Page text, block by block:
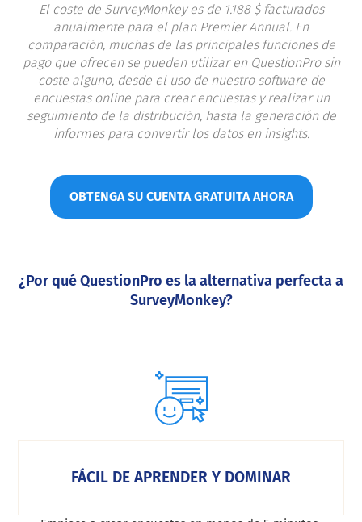
El coste de SurveyMonkey es de 1.188 $ facturados
anualmente para el plan Premier Annual. En
comparación, muchas de las principales funciones de
pago que ofrecen se pueden utilizar en QuestionPro sin
coste alguno, desde el uso de nuestro software de
encuestas online para crear encuestas y realizar un
seguimiento de la distribución, hasta la generación de
informes para convertir los datos en insights.
OBTENGA SU CUENTA GRATUITA AHORA
¿Por qué QuestionPro es la alternativa perfecta a
SurveyMonkey?
FÁCIL DE APRENDER Y DOMINAR